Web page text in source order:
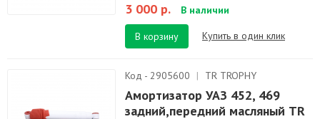
3 000 р. В наличии
В корзину Купить в один клик
Код - 2905600 | TR TROPHY
Амортизатор УАЗ 452, 469
задний,передний масляный TR